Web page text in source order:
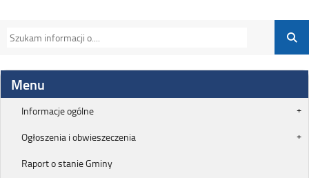
Menu
Informacje ogólne
Ogłoszenia i obwieszeczenia
Raport o stanie Gminy